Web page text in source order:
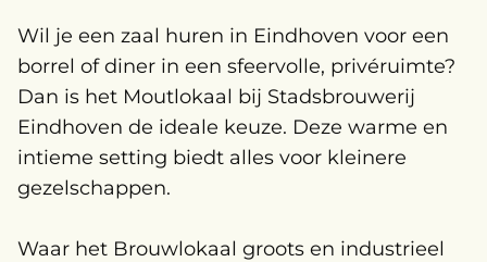
Wil je een zaal huren in Eindhoven voor een
borrel of diner in een sfeervolle, privéruimte?
Dan is het Moutlokaal bij Stadsbrouwerij
Eindhoven de ideale keuze. Deze warme en
intieme setting biedt alles voor kleinere
gezelschappen.
Waar het Brouwlokaal groots en industrieel